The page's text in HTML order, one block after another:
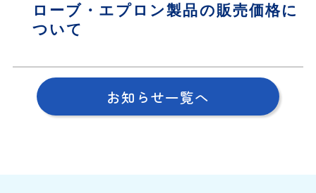
ローブ・エプロン製品の販売価格に
ついて
お知らせ一覧へ